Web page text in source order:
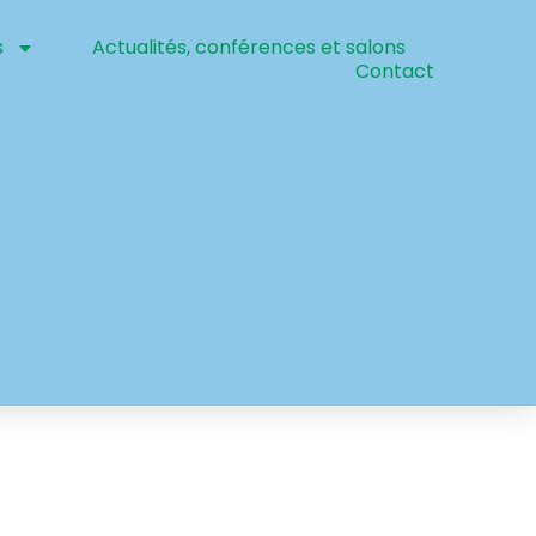
Actualités, conférences et salons
Contact